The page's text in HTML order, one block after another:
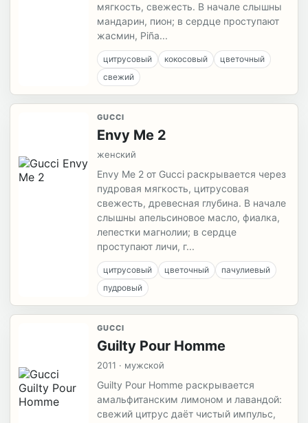
мягкость, свежесть. В начале слышны
мандарин, пион; в сердце проступают
жасмин, Piña...
цитрусовый кокосовый
цветочный
свежий
GUCCI
Envy Me 2
женский
Envy Me 2 от Gucci раскрывается через
пудровая мягкость, цитрусовая
свежесть, древесная глубина. В начале
слышны апельсиновое масло, фиалка,
лепестки магнолии; в сердце
проступают личи, г...
цитрусовый цветочный
пачулиевый
пудровый
GUCCI
Guilty Pour Homme
2011 · мужской
Guilty Pour Homme раскрывается
амальфитанским лимоном и лавандой:
свежий цитрус даёт чистый импульс,